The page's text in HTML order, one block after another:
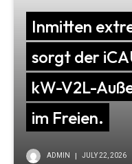
Inmitten
sorgt der
kW-V2L-
im Freien.
ADMIN JULY 22, 2026